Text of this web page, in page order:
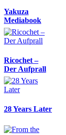
Yakuza
Mediabook
Ricochet –
Der Aufprall
28 Years Later